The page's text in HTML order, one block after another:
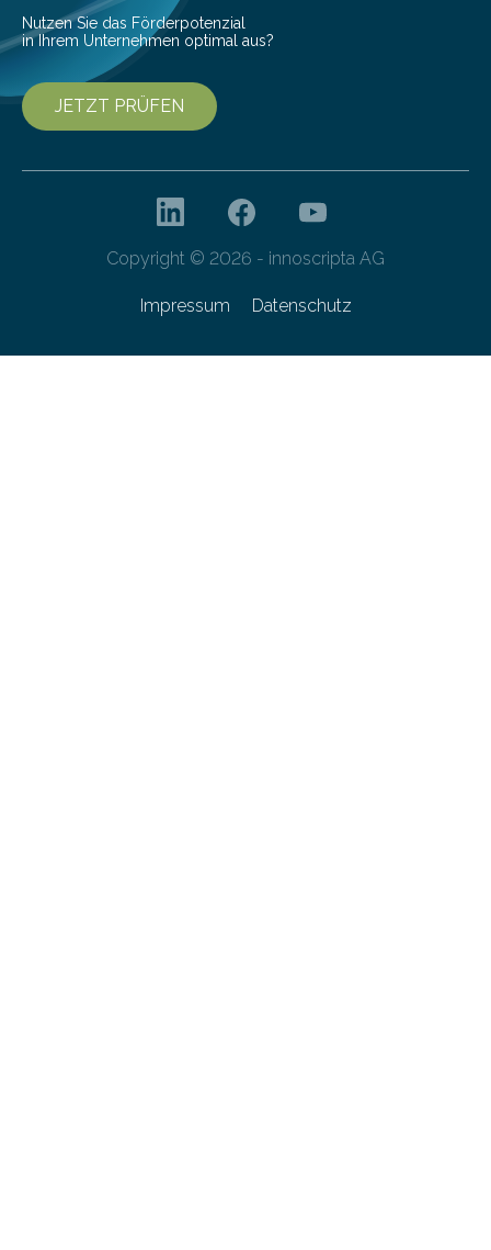
Nutzen Sie das Förderpotenzial
in Ihrem Unternehmen optimal aus?
JETZT PRÜFEN
Copyright © 2026 - innoscripta AG
Impressum Datenschutz